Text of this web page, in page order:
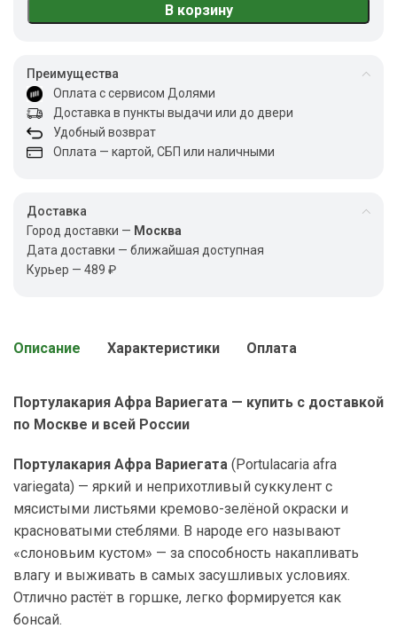
В корзину
Преимущества
Оплата с сервисом Долями
Доставка в пункты выдачи или до двери
Удобный возврат
Оплата — картой, СБП или наличными
Доставка
Город доставки — Москва
Дата доставки — ближайшая доступная
Курьер — 489 ₽
Описание Характеристики Оплата
Портулакария Афра Вариегата — купить с доставкой
по Москве и всей России
Портулакария Афра Вариегата (Portulacaria afra
variegata) — яркий и неприхотливый суккулент с
мясистыми листьями кремово-зелёной окраски и
красноватыми стеблями. В народе его называют
«слоновьим кустом» — за способность накапливать
влагу и выживать в самых засушливых условиях.
Отлично растёт в горшке, легко формируется как
бонсай.